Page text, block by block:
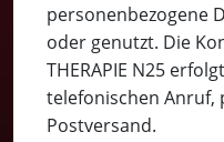
personenbezogene
oder genutzt. Die
THERAPIE N25
telefonischen Anruf,
Postversand.